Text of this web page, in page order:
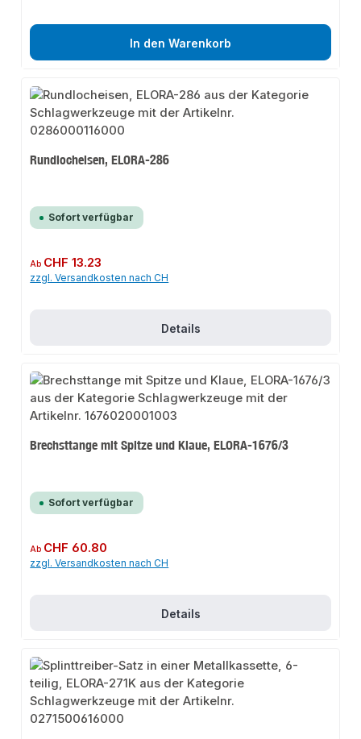
In den Warenkorb
Rundlocheisen, ELORA-286
Sofort verfügbar
Regulärer Preis:
Ab CHF 13.23
zzgl. Versandkosten nach CH
Details
Brechsttange mit Spitze und Klaue, ELORA-1676/3
Sofort verfügbar
Regulärer Preis:
Ab CHF 60.80
zzgl. Versandkosten nach CH
Details